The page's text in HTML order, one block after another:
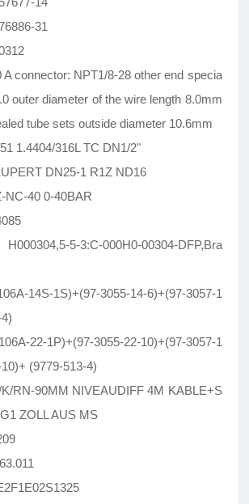
31
connector: NPT1/8-28 other end specia
outer diameter of the wire length 8.0mm
tube sets outside diameter 10.6mm
1.4404/316L TC DN1/2"
DN25-1 R1Z ND16
NC-40 0-40BAR
5-3:C-000H0-00304-DFP,Bra
14S-1S)+(97-3055-14-6)+(97-3057-1
22-1P)+(97-3055-22-10)+(97-3057-1
(9779-513-4)
RN-90MM NIVEAUDIFF 4M KABLE+S
ZOLL AUS MS